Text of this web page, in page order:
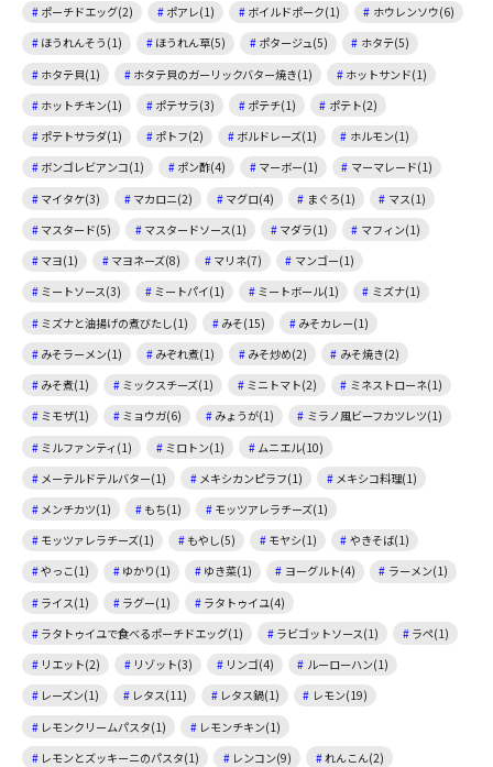
ポーチドエッグ(2)
ポアレ(1) ボイルドポーク(1)
ホウレンソウ(6)
ほうれんそう(1)
ほうれん草(5) ポタージュ(5)
ホタテ(5)
ホタテ貝(1)
ホタテ貝のガーリックバター焼き(1)
ホットサンド(1)
ホットチキン(1)
ポテサラ(3) ポテチ(1)
ポテト(2)
ポテトサラダ(1)
ポトフ(2) ボルドレーズ(1)
ホルモン(1)
ボンゴレビアンコ(1)
ポン酢(4) マーボー(1)
マーマレード(1)
マイタケ(3)
マカロニ(2) マグロ(4) まぐろ(1)
マス(1)
マスタード(5)
マスタードソース(1) マダラ(1)
マフィン(1)
マヨ(1)
マヨネーズ(8) マリネ(7)
マンゴー(1)
ミートソース(3)
ミートパイ(1) ミートボール(1)
ミズナ(1)
ミズナと油揚げの煮びたし(1)
みそ(15)
みそカレー(1)
みそラーメン(1)
みぞれ煮(1) みそ炒め(2)
みそ焼き(2)
みそ煮(1)
ミックスチーズ(1) ミニトマト(2)
ミネストローネ(1)
ミモザ(1)
ミョウガ(6) みょうが(1)
ミラノ風ビーフカツレツ(1)
ミルファンティ(1)
ミロトン(1)
ムニエル(10)
メーテルドテルバター(1)
メキシカンピラフ(1)
メキシコ料理(1)
メンチカツ(1)
もち(1)
モッツアレラチーズ(1)
モッツァレラチーズ(1)
もやし(5) モヤシ(1)
やきそば(1)
やっこ(1)
ゆかり(1) ゆき菜(1) ヨーグルト(4)
ラーメン(1)
ライス(1)
ラグー(1)
ラタトゥイユ(4)
ラタトゥイユで食べるポーチドエッグ(1)
ラビゴットソース(1)
ラペ(1)
リエット(2)
リゾット(3) リンゴ(4)
ルーローハン(1)
レーズン(1)
レタス(11) レタス鍋(1)
レモン(19)
レモンクリームパスタ(1)
レモンチキン(1)
レモンとズッキーニのパスタ(1)
レンコン(9)
れんこん(2)